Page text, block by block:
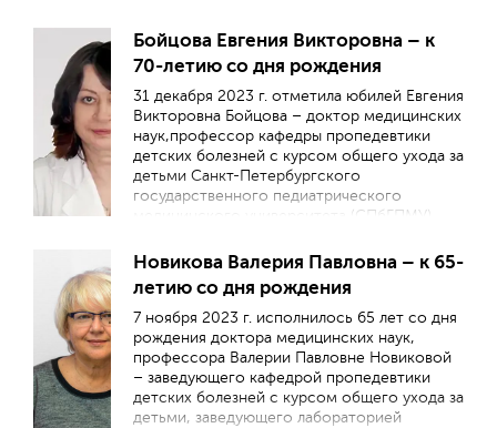
Союзе и Российской Федерации трудно
переоценить. Сегодня его ученики
занимают руководящие посты в
учреждениях Минздрава России, руководят
кафедрами медицинских вузов, ведущими
клиниками и лабораториями научно-
исследовательских институтов, являются
признанными авторитетами в области
педиатрии
Бойцова Евгения Викторовна – к
70-летию со дня рождения
31 декабря 2023 г. отметила юбилей Евгения
Викторовна Бойцова – доктор медицинских
наук,профессор кафедры пропедевтики
детских болезней с курсом общего ухода за
детьми Санкт-Петербургского
государственного педиатрического
медицинского университета (СПбГПМУ),
«Педиатрия. Журнал имени Г.Н.
Новикова Валерия Павловна – к 65-
летию со дня рождения
7 ноября 2023 г. исполнилось 65 лет со дня
рождения доктора медицинских наук,
профессора Валерии Павловне Новиковой
– заведующего кафедрой пропедевтики
детских болезней с курсом общего ухода за
детьми, заведующего лабораторией